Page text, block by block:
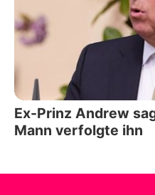
Ex-Prinz Andrew
Mann verfolgte ihn